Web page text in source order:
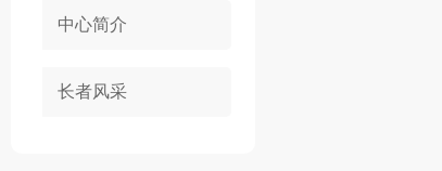
中心简介
长者风采